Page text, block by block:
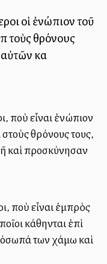
οἱ ἐνώπιον τοῦ
τοὺς θρόνους
καὶ
ποὺ εἶναι ἐνώπιον
θρόνους τους,
καὶ προσκύνησαν
ποὺ εἶναι ἐμπρὸς
κάθηνται ἐπὶ
των χάμω καὶ